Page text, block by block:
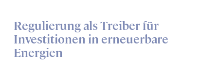
Regulierung als Treiber für
Investitionen in erneuerbare
Energien